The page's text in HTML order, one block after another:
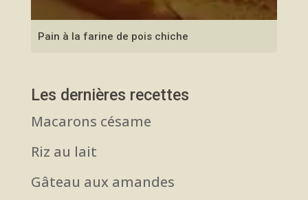
Pain à la farine de pois chiche
Les dernières recettes
Macarons césame
Riz au lait
Gâteau aux amandes